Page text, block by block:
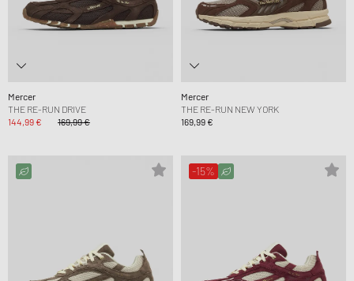
Mercer
THE RE-RUN DRIVE
144,99 €
169,99 €
Mercer
THE RE-RUN NEW YORK
169,99 €
-15%